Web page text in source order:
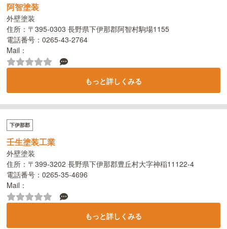
阿智塗装
外壁塗装
住所：〒395-0303 長野県下伊那郡阿智村駒場1155
電話番号：0265-43-2764
Mail：
もっと詳しくみる
下伊那郡
壬生塗装工業
外壁塗装
住所：〒399-3202 長野県下伊那郡豊丘村大字神稲11122-4
電話番号：0265-35-4696
Mail：
もっと詳しくみる